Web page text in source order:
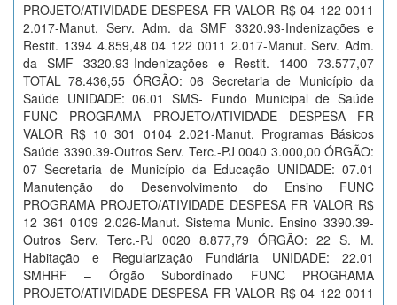
PROJETO/ATIVIDADE DESPESA FR VALOR R$ 04 122 0011
2.017-Manut. Serv. Adm. da SMF 3320.93-Indenizações e
Restit. 1394 4.859,48 04 122 0011 2.017-Manut. Serv. Adm.
da SMF 3320.93-Indenizações e Restit. 1400 73.577,07
TOTAL 78.436,55 ÓRGÃO: 06 Secretaria de Município da
Saúde UNIDADE: 06.01 SMS- Fundo Municipal de Saúde
FUNC PROGRAMA PROJETO/ATIVIDADE DESPESA FR
VALOR R$ 10 301 0104 2.021-Manut. Programas Básicos
Saúde 3390.39-Outros Serv. Terc.-PJ 0040 3.000,00 ÓRGÃO:
07 Secretaria de Município da Educação UNIDADE: 07.01
Manutenção do Desenvolvimento do Ensino FUNC
PROGRAMA PROJETO/ATIVIDADE DESPESA FR VALOR R$
12 361 0109 2.026-Manut. Sistema Munic. Ensino 3390.39-
Outros Serv. Terc.-PJ 0020 8.877,79 ÓRGÃO: 22 S. M.
Habitação e Regularização Fundiária UNIDADE: 22.01
SMHRF – Órgão Subordinado FUNC PROGRAMA
PROJETO/ATIVIDADE DESPESA FR VALOR R$ 04 122 0011